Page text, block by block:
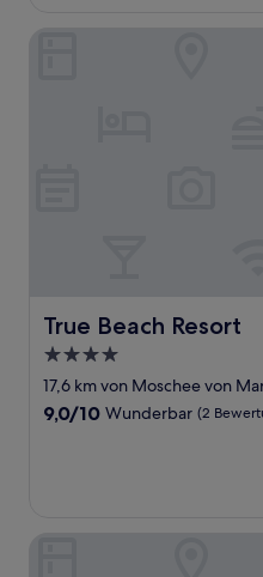
True Beach Resort
True Beach Resort
4.0-
Sterne-
Unterkunft
17,6 km von Moschee von
9.0
9,0/10 Wunderbar (2